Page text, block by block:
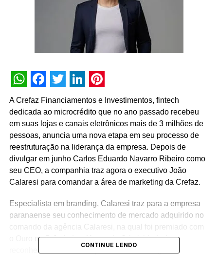
WhatsApp
Facebook
Twitter
LinkedIn
Pinterest
A Crefaz Financiamentos e Investimentos, fintech
dedicada ao microcrédito que no ano passado recebeu
em suas lojas e canais eletrônicos mais de 3 milhões de
pessoas, anuncia uma nova etapa em seu processo de
reestruturação na liderança da empresa. Depois de
divulgar em junho Carlos Eduardo Navarro Ribeiro como
seu CEO, a companhia traz agora o executivo João
Calaresi para comandar a área de marketing da Crefaz.
Especialista em branding, Calaresi traz para a empresa
paranaense seu conhecimento de mercado adquirido no
comando da agência Calaresi, na qual foi premiado com
o Ouro no Prêmio Lusófonos da Criatividade (que
reconhece o trabalho de publicitários de língua
CONTINUE LENDO